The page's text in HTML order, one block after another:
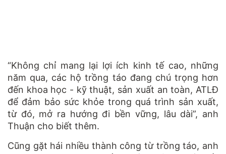
“Không chỉ mang lại lợi ích kinh tế cao, những
năm qua, các hộ trồng táo đang chú trọng hơn
đến khoa học - kỹ thuật, sản xuất an toàn, ATLĐ
để đảm bảo sức khỏe trong quá trình sản xuất,
từ đó, mở ra hướng đi bền vững, lâu dài”, anh
Thuận cho biết thêm.
Cũng gặt hái nhiều thành công từ trồng táo, anh